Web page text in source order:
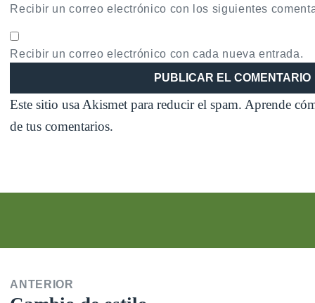
Recibir un correo electrónico con los siguientes
Recibir un correo electrónico con cada nueva entrada.
Este sitio usa Akismet para reducir el spam. Aprende
de tus comentarios.
ANTERIOR